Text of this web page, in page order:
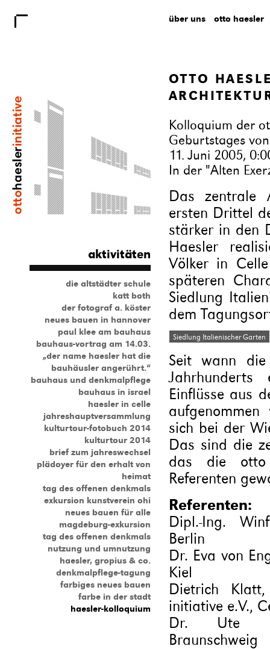
aktivitäten
die altstädter schule
katt both
der fotograf a. köster
neues bauen in hannover
paul klee am bauhaus
bauhaus-vortrag am 14.03.
„der name haesler hat die
bauhäusler angerührt.“
bauhaus und denkmalpflege
bauhaus in israel
haesler in celle
jahreshauptversammlung
kulturtour-fotobuch 2014
kulturtour 2014
brief zum jahreswechsel
plädoyer für den erhalt von
heimat
tag des offenen denkmals
exkursion kunstverein ohi
neues bauen für alle
magdeburg-exkursion
tag des offenen denkmals
nutzung und umnutzung
haesler, gropius & co.
denkmalpflege-tagung
farbiges neues bauen
farbe in der stadt
haesler-kolloquium
über uns otto haesler
OTTO
Kolloquium der
Geburtstages
11. Juni 2005,
In der "Alten
Das zentrale
ersten Drittel
stärker in den
Haesler
Völker in
späteren
Siedlung
dem
Siedlung Italienischer Garten
Seit wann
Jahrhunderts
Einflüsse aus
sich bei der
Das sind die
das die otto
Referenten
Referenten:
Dipl.-Ing.
Berlin
Dr. Eva von
Kiel
Dietrich
initiative e.V.,
Dr. Ute
Braunschweig